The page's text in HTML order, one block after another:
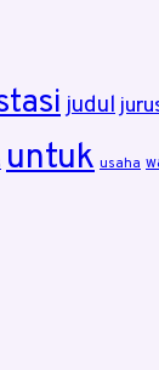
judul
untuk usaha